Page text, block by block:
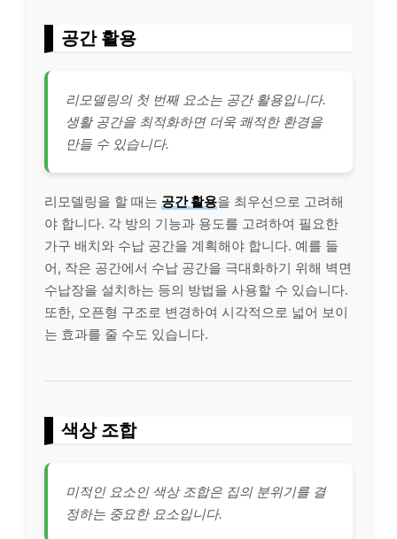
공간 활용
리모델링의 첫 번째 요소는 공간 활용입니다.
생활 공간을 최적화하면 더욱 쾌적한 환경을
만들 수 있습니다.
리모델링을 할 때는 공간 활용을 최우선으로 고려해
야 합니다. 각 방의 기능과 용도를 고려하여 필요한
가구 배치와 수납 공간을 계획해야 합니다. 예를 들
어, 작은 공간에서 수납 공간을 극대화하기 위해 벽면
수납장을 설치하는 등의 방법을 사용할 수 있습니다.
또한, 오픈형 구조로 변경하여 시각적으로 넓어 보이
는 효과를 줄 수도 있습니다.
색상 조합
미적인 요소인 색상 조합은 집의 분위기를 결
정하는 중요한 요소입니다.